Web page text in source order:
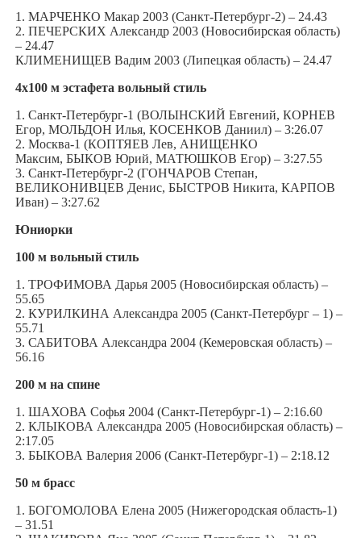
1. МАРЧЕНКО Макар 2003 (Санкт-Петербург-2) – 24.43
2. ПЕЧЕРСКИХ Александр 2003 (Новосибирская область)
– 24.47
КЛИМЕНИЩЕВ Вадим 2003 (Липецкая область) – 24.47
4х100 м эстафета вольный стиль
1. Санкт-Петербург-1 (ВОЛЫНСКИЙ Евгений, КОРНЕВ
Егор, МОЛЬДОН Илья, КОСЕНКОВ Даниил) – 3:26.07
2. Москва-1 (КОПТЯЕВ Лев, АНИЩЕНКО
Максим, БЫКОВ Юрий, МАТЮШКОВ Егор) – 3:27.55
3. Санкт-Петербург-2 (ГОНЧАРОВ Степан,
ВЕЛИКОНИВЦЕВ Денис, БЫСТРОВ Никита, КАРПОВ
Иван) – 3:27.62
Юниорки
100 м вольный стиль
1. ТРОФИМОВА Дарья 2005 (Новосибирская область) –
55.65
2. КУРИЛКИНА Александра 2005 (Санкт-Петербург – 1) –
55.71
3. САБИТОВА Александра 2004 (Кемеровская область) –
56.16
200 м на спине
1. ШАХОВА Софья 2004 (Санкт-Петербург-1) – 2:16.60
2. КЛЫКОВА Александра 2005 (Новосибирская область) –
2:17.05
3. БЫКОВА Валерия 2006 (Санкт-Петербург-1) – 2:18.12
50 м брасс
1. БОГОМОЛОВА Елена 2005 (Нижегородская область-1)
– 31.51